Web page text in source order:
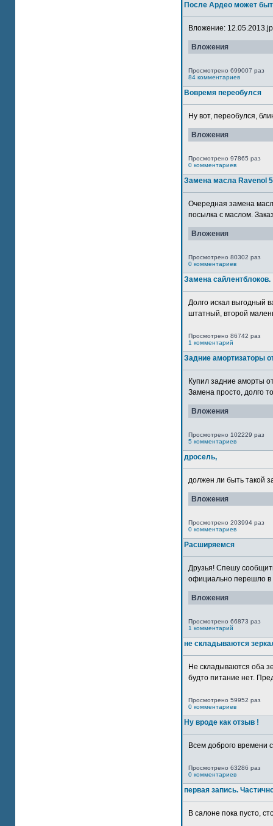
После Ардео может
Вложение:
Вложения
Просмотрено 699007 раз
84 комментариев
Вовремя переобулся
Ну вот, переобулся,
Вложения
Просмотрено 97865 раз
0 комментариев
Замена масла Ravenol
Очередная замена
посылка с маслом.
Вложения
Просмотрено 80302 раз
0 комментариев
Замена сайлентблоков.
Долго искал выгодный
штатный, второй
Просмотрено 86742 раз
1 комментарий
Задние амортизаторы
Купил задние аморты
Замена просто, долго
Вложения
Просмотрено 102229 раз
5 комментариев
дросель,
должен ли быть такой
Вложения
Просмотрено 203994 раз
0 комментариев
Расширяемся
Друзья! Спешу
официально перешло в
Вложения
Просмотрено 66873 раз
1 комментарий
не складываются
Не складываются оба
будто питание нет.
Просмотрено 59952 раз
0 комментариев
Ну вроде как отзыв !
Всем доброго времени
Просмотрено 63286 раз
0 комментариев
первая запись.
В салоне пока пусто,